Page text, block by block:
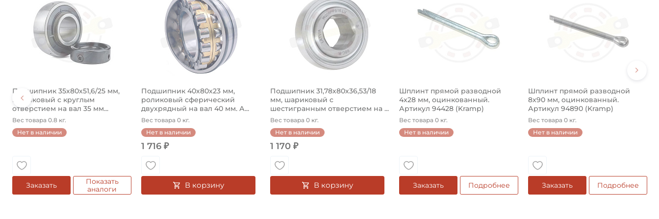
Подшипник 35х80х51,6/25 мм,
шариковый с круглым
отверстием на вал 35 мм...
Вес товара 0.8 кг.
Нет в наличии
Заказать
Показать
аналоги
Подшипник 40х80х23 мм,
роликовый сферический
двухрядный на вал 40 мм. А...
Вес товара 0 кг.
Нет в наличии
1 716 ₽
В корзину
Подшипник 31,78х80х36,53/18
мм, шариковый с
шестигранным отверстием на ...
Вес товара 0 кг.
Нет в наличии
1 170 ₽
В корзину
Шплинт прямой разводной
4x28 мм, оцинкованный.
Артикул 94428 (Kramp)
Вес товара 0 кг.
Нет в наличии
Заказать Подробнее
Шплинт прямой разводной
8x90 мм, оцинкованный.
Артикул 94890 (Kramp)
Вес товара 0 кг.
Нет в наличии
Заказать Подробнее